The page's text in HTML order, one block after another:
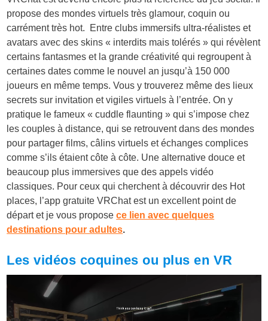
propose des mondes virtuels très glamour, coquin ou
carrément très hot. Entre clubs immersifs ultra-réalistes et
avatars avec des skins « interdits mais tolérés » qui révèlent
certains fantasmes et la grande créativité qui regroupent à
certaines dates comme le nouvel an jusqu’à 150 000
joueurs en même temps. Vous y trouverez même des lieux
secrets sur invitation et vigiles virtuels à l’entrée. On y
pratique le fameux « cuddle flaunting » qui s’impose chez
les couples à distance, qui se retrouvent dans des mondes
pour partager films, câlins virtuels et échanges complices
comme s’ils étaient côte à côte. Une alternative douce et
beaucoup plus immersives que des appels vidéo
classiques. Pour ceux qui cherchent à découvrir des Hot
places, l’app gratuite VRChat est un excellent point de
départ et je vous proposece lien avec quelques
destinations pour adultes.
Les vidéos coquines ou plus en VR